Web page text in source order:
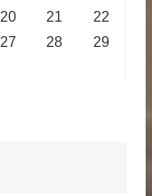
20 21
22
27 28
29